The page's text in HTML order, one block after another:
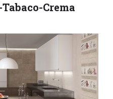
Crema